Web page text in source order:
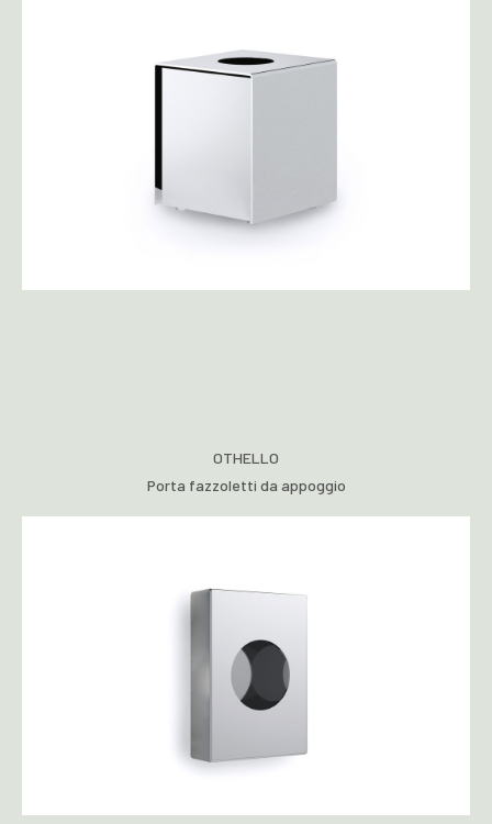
OTHELLO
Porta fazzoletti da appoggio